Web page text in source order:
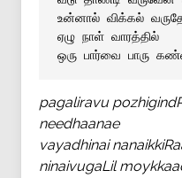
உன்னால் விக்கல்
ஏழு நாள் வாரத்தில்
ஒரு பார்வை பாரு
pagaliravu
needhaanae
vayadhinai
ninaivugaLil